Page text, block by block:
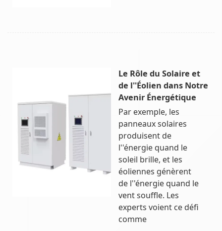
Le Rôle du Solaire et
de l''Éolien dans Notre
Avenir Énergétique
Par exemple, les
panneaux solaires
produisent de
l''énergie quand le
soleil brille, et les
éoliennes génèrent
de l''énergie quand le
vent souffle. Les
experts voient ce défi
comme